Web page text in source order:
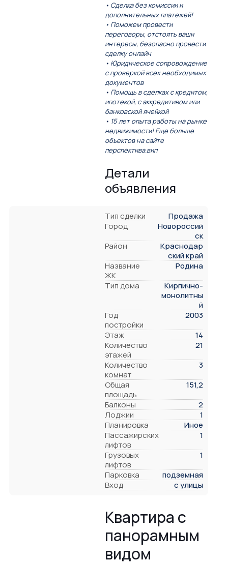
• Сделка без комиссии и
дополнительных платежей!
• Поможем провести
переговоры, отстоять ваши
интересы, безопасно провести
сделку онлайн
• Юридическое сопровождение
с проверкой всех необходимых
документов
• Помощь в сделках с кредитом,
ипотекой, с аккредитивом или
банковской ячейкой
• 15 лет опыта работы на рынке
недвижимости! Еще больше
объектов на сайте
перспектива.вип
Детали
объявления
Тип сделки
Продажа
Город
Новороссий
ск
Район
Краснодар
ский край
Название
ЖК
Родина
Тип дома
Кирпично-
монолитны
й
Год
постройки
2003
Этаж
14
Количество
этажей
21
Количество
комнат
3
Общая
площадь
151,2
Балконы
2
Лоджии
1
Планировка
Иное
Пассажирских
лифтов
1
Грузовых
лифтов
1
Парковка
подземная
Вход
с улицы
Квартира с
панорамным
видом